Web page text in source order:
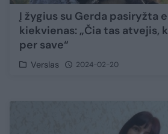
Į žygius su Gerda pasiryžta
kiekvienas: „Čia tas atvejis,
per save“
Verslas 2024-02-20